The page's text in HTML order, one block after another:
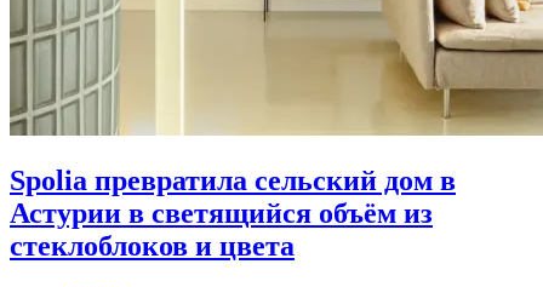
Spolia превратила сельский дом в
Астурии в светящийся объём из
стеклоблоков и цвета